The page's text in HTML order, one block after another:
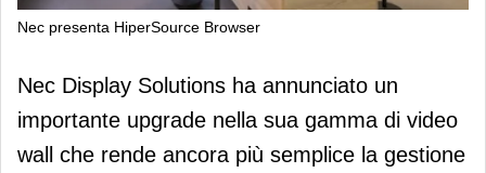
Nec presenta HiperSource Browser
Nec presenta HiperSource Browser
Nec Display Solutions ha annunciato un
importante upgrade nella sua gamma di video
wall che rende ancora più semplice la gestione